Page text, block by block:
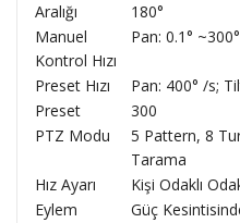
Aralığı
180°
Manuel
Kontrol Hızı
Pan: 0.1°
Preset Hızı
Pan: 400° /s;
Preset
300
PTZ Modu
5 Pattern, 8
Tarama
Hız Ayarı
Kişi Odaklı
Eylem
Güç